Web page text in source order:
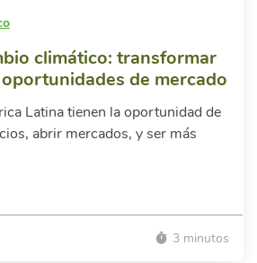
climático: transformar
de mercado
Latina tienen la oportunidad de
abrir mercados, y ser más
3 minutos